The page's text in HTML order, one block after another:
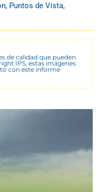
, Puntos de Vista,
de calidad que pueden
IPS, estas imágenes
con este informe